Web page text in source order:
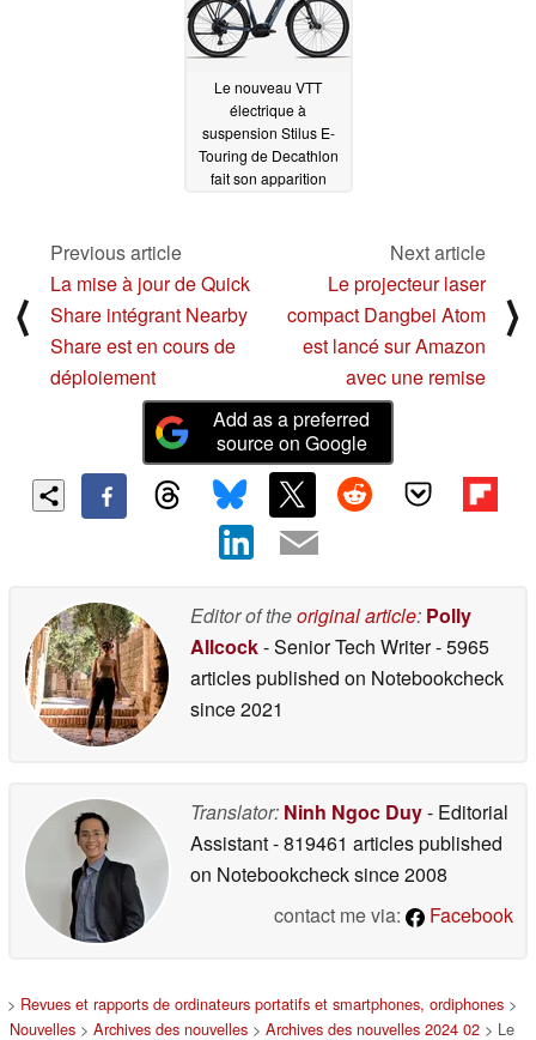
Le nouveau VTT
électrique à
suspension Stilus E-
Touring de Decathlon
fait son apparition
⟨
Previous article
La mise à jour de Quick
Share intégrant Nearby
Share est en cours de
déploiement
Next article
Le projecteur laser
compact Dangbei Atom
est lancé sur Amazon
avec une remise
⟩
Add as a preferred
source on Google
Editor of theoriginal article: Polly
Allcock- Senior Tech Writer- 5965
articles published on Notebookcheck
since 2021
Translator: Ninh Ngoc Duy- Editorial
Assistant- 819461 articles published
on Notebookchecksince 2008
contact me via:
Facebook
> Revues et rapports de ordinateurs portatifs et smartphones, ordiphones >
Nouvelles > Archives des nouvelles > Archives des nouvelles 2024 02 > Le